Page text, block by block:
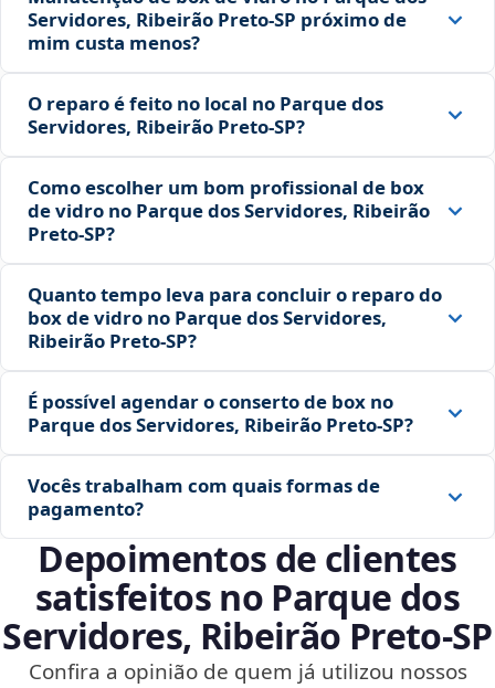
Servidores, Ribeirão Preto‑SP próximo de
mim custa menos?
O reparo é feito no local no Parque dos
Servidores, Ribeirão Preto‑SP?
Como escolher um bom profissional de box
de vidro no Parque dos Servidores, Ribeirão
Preto‑SP?
Quanto tempo leva para concluir o reparo do
box de vidro no Parque dos Servidores,
Ribeirão Preto‑SP?
É possível agendar o conserto de box no
Parque dos Servidores, Ribeirão Preto‑SP?
Vocês trabalham com quais formas de
pagamento?
Depoimentos de clientes
satisfeitos no Parque dos
Servidores, Ribeirão Preto‑SP
Confira a opinião de quem já utilizou nossos